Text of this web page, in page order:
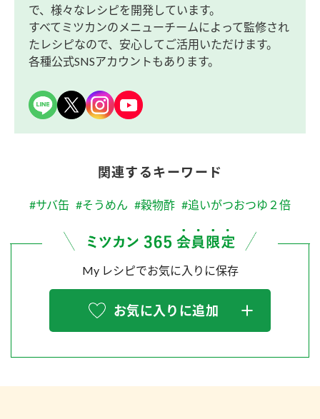
で、様々なレシピを開発しています。
すべてミツカンのメニューチームによって監修され
たレシピなので、安心してご活用いただけます。
各種公式SNSアカウントもあります。
関連するキーワード
#サバ缶 #そうめん #穀物酢 #追いがつおつゆ２倍
My レシピでお気に入りに保存
お気に入りに追加